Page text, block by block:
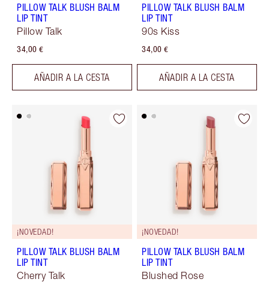
PILLOW TALK BLUSH BALM
LIP TINT
Pillow Talk
34,00 €
AÑADIR A LA CESTA
PILLOW TALK BLUSH BALM
LIP TINT
90s Kiss
34,00 €
AÑADIR A LA CESTA
¡NOVEDAD!
PILLOW TALK BLUSH BALM
LIP TINT
Cherry Talk
¡NOVEDAD!
PILLOW TALK BLUSH BALM
LIP TINT
Blushed Rose